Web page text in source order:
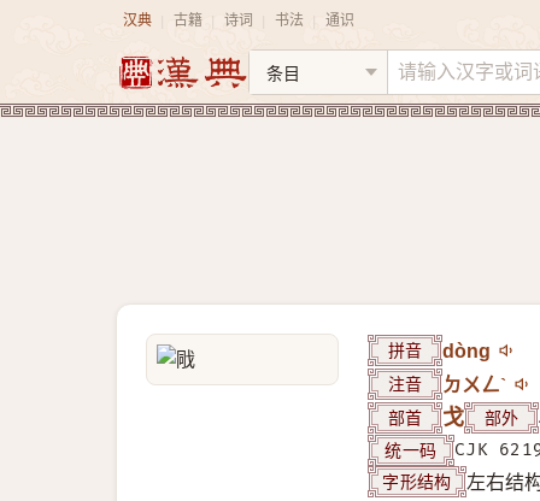
汉典 古籍 诗词 书法 通识
拼音 dòng
注音 ㄉㄨㄥˋ
部首 戈 部外
统一码 CJK
字形结构 左右结